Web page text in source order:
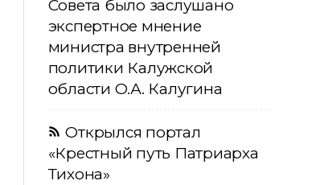
Совета было заслушано
экспертное мнение
министра внутренней
политики Калужской
области О.А. Калугина
Открылся портал
«Крестный путь Патриарха
Тихона»